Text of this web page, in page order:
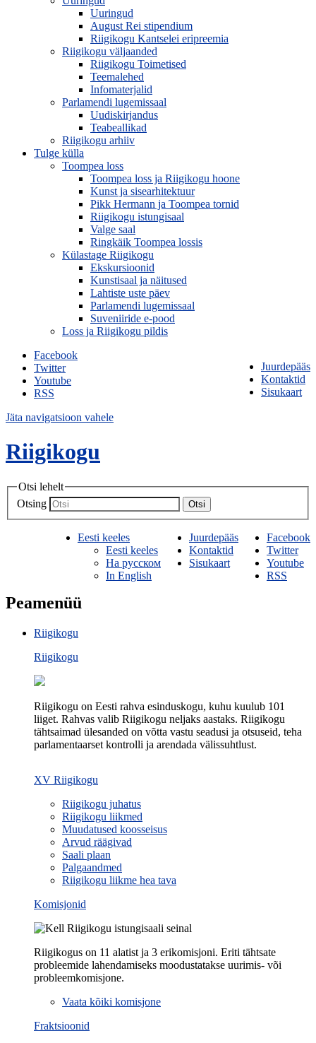
Uuringud
August Rei stipendium
Riigikogu Kantselei eripreemia
Riigikogu väljaanded
Riigikogu Toimetised
Teemalehed
Infomaterjalid
Parlamendi lugemissaal
Uudiskirjandus
Teabeallikad
Riigikogu arhiiv
Tulge külla
Toompea loss
Toompea loss ja Riigikogu hoone
Kunst ja sisearhitektuur
Pikk Hermann ja Toompea tornid
Riigikogu istungisaal
Valge saal
Ringkäik Toompea lossis
Külastage Riigikogu
Ekskursioonid
Kunstisaal ja näitused
Lahtiste uste päev
Parlamendi lugemissaal
Suveniiride e-pood
Loss ja Riigikogu pildis
Juurdepääs
Kontaktid
Sisukaart
Facebook
Twitter
Youtube
RSS
Jäta navigatsioon vahele
Riigikogu
Otsi lehelt
Otsing
Otsi
Facebook
Twitter
Youtube
RSS
Juurdepääs
Kontaktid
Sisukaart
Eesti keeles
Eesti keeles
На русском
In English
Peamenüü
Riigikogu
Riigikogu
Riigikogu on Eesti rahva esinduskogu, kuhu kuulub 101
liiget. Rahvas valib Riigikogu neljaks aastaks. Riigikogu
tähtsaimad ülesanded on võtta vastu seadusi ja otsuseid, teha
parlamentaarset kontrolli ja arendada välissuhtlust.
XV Riigikogu
Riigikogu juhatus
Riigikogu liikmed
Muudatused koosseisus
Arvud räägivad
Saali plaan
Palgaandmed
Riigikogu liikme hea tava
Komisjonid
Riigikogus on 11 alatist ja 3 erikomisjoni. Eriti tähtsate
probleemide lahendamiseks moodustatakse uurimis- või
probleemkomisjone.
Vaata kõiki komisjone
Fraktsioonid